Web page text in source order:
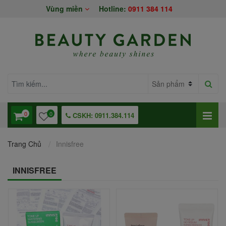
Vùng miền Hotline: 0911 384 114
0 0 CSKH: 0911.384.114
Trang Chủ Innisfree
INNISFREE